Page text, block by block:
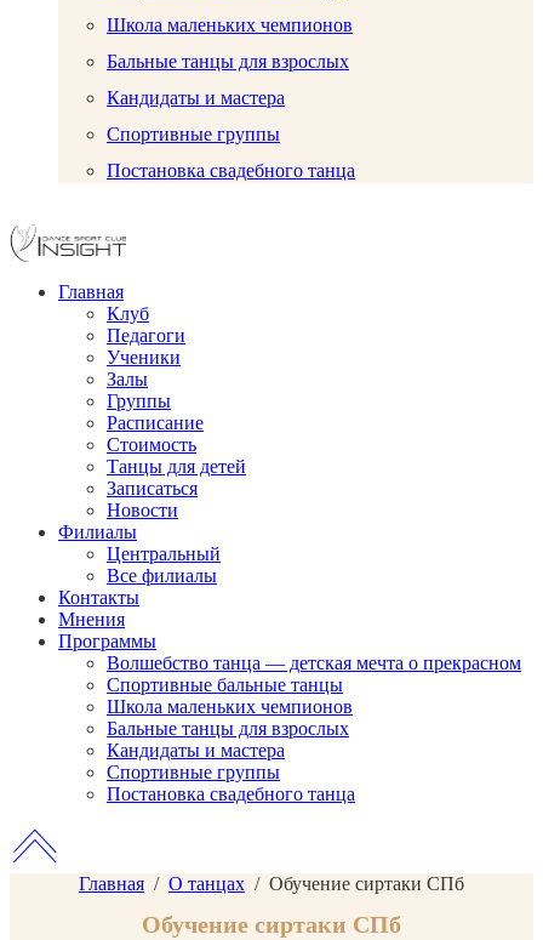
Школа маленьких чемпионов
Бальные танцы для взрослых
Кандидаты и мастера
Спортивные группы
Постановка свадебного танца
Главная
Клуб
Педагоги
Ученики
Залы
Группы
Расписание
Стоимость
Танцы для детей
Записаться
Новости
Филиалы
Центральный
Все филиалы
Контакты
Мнения
Программы
Волшебство танца — детская мечта о прекрасном
Спортивные бальные танцы
Школа маленьких чемпионов
Бальные танцы для взрослых
Кандидаты и мастера
Спортивные группы
Постановка свадебного танца
Главная / О танцах / Обучение сиртаки СПб
Обучение сиртаки СПб